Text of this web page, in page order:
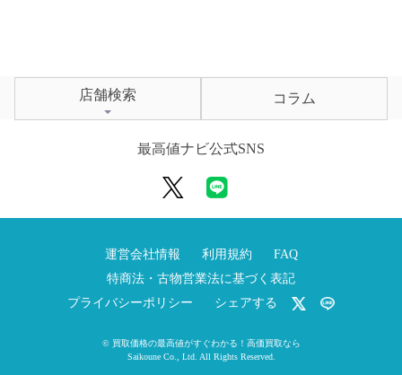
店舗検索 コラム
最高値ナビ公式SNS
運営会社情報 利用規約
FAQ
特商法・古物営業法に基づく表記
プライバシーポリシー
シェアする
© 買取価格の最高値がすぐわかる！高価買取なら
Saikoune Co., Ltd. All Rights Reserved.